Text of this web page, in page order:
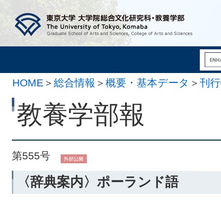
HOME ＞ 総合情報 ＞ 概要・基本データ ＞ 刊
月 3日）
教養学部報
第555号
〈辞典案内〉ポーランド語